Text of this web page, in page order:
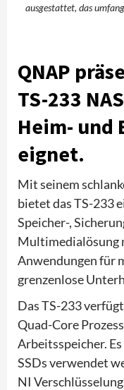
ausgestattet, das
QNAP
TS-233
Heim- und
eignet.
Mit seinem
bietet das TS-233
Speicher-,
Multimedialösung
Anwendungen für
grenzenlose
Das TS-233
Quad-Core
Arbeitsspeicher.
SSDs verwendet
NI